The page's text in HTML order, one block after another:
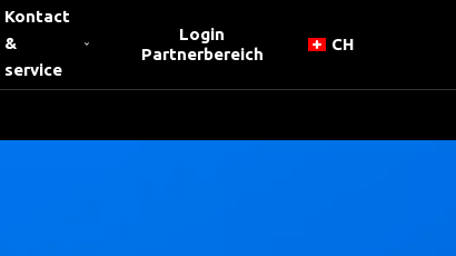
Kontact
&
service
Login
Partnerbereich
CH